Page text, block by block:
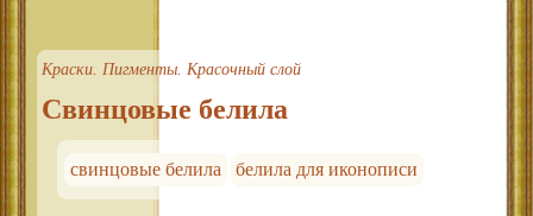
Краски. Пигменты. Красочный слой
Свинцовые белила
свинцовые белила белила для иконописи